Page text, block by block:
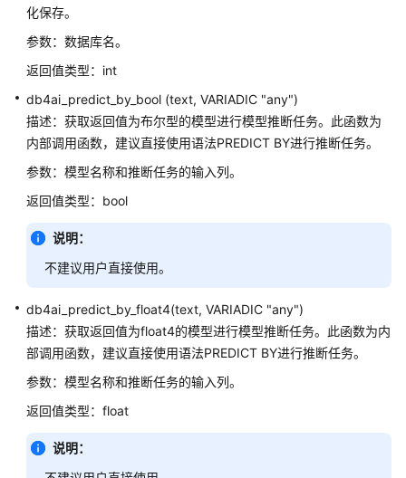
安
全
数
据
库
使
入
门
开
发
设
计
建
应
用
程
序
化保存。
参数：数据库名。
返回值类型：int
db4ai_predict_by_bool (text, VARIADIC "any")
描述：获取返回值为布尔型的模型进行模型推断任务。此函数为
内部调用函数，建议直接使用语法PREDICT BY进行推断任务。
参数：模型名称和推断任务的输入列。
返回值类型：bool
说明：
不建议用户直接使用。
db4ai_predict_by_float4(text, VARIADIC "any")
描述：获取返回值为float4的模型进行模型推断任务。此函数为内
部调用函数，建议直接使用语法PREDICT BY进行推断任务。
参数：模型名称和推断任务的输入列。
返回值类型：float
说明：